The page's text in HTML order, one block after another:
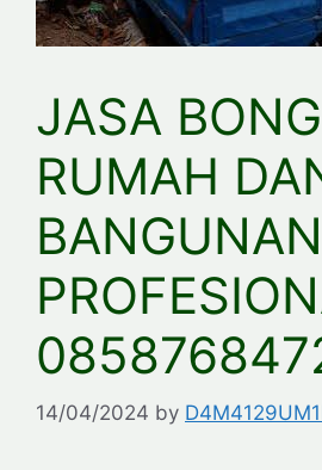
JASA
RUMAH
BANGUNAN
14/04/2024 by